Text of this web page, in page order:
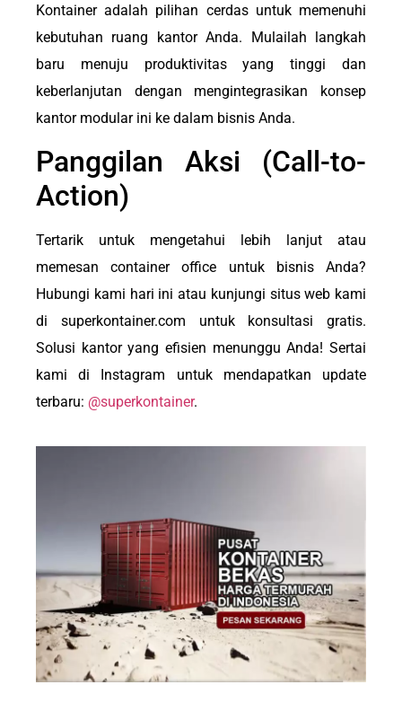
Kontainer adalah pilihan cerdas untuk memenuhi
kebutuhan ruang kantor Anda. Mulailah langkah
baru menuju produktivitas yang tinggi dan
keberlanjutan dengan mengintegrasikan konsep
kantor modular ini ke dalam bisnis Anda.
Panggilan Aksi (Call-to-
Action)
Tertarik untuk mengetahui lebih lanjut atau
memesan container office untuk bisnis Anda?
Hubungi kami hari ini atau kunjungi situs web kami
di superkontainer.com untuk konsultasi gratis.
Solusi kantor yang efisien menunggu Anda! Sertai
kami di Instagram untuk mendapatkan update
terbaru: @superkontainer.